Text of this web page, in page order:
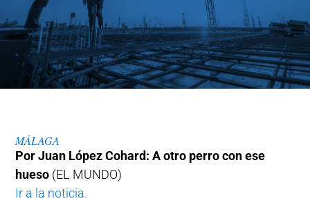
MÁLAGA
Por Juan López Cohard: A otro perro con ese
hueso (EL MUNDO)
Ir a la noticia.